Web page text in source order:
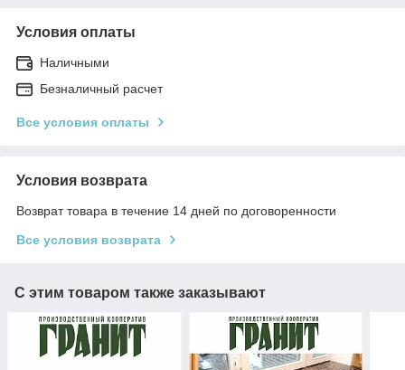
Условия оплаты
Наличными
Безналичный расчет
Все условия оплаты
Условия возврата
Возврат товара в течение 14 дней по договоренности
Все условия возврата
С этим товаром также заказывают